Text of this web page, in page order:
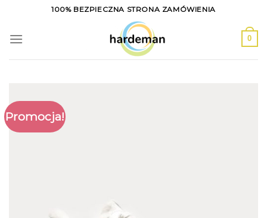
content
100% BEZPIECZNA STRONA ZAMÓWIENIA
0
Promocja!